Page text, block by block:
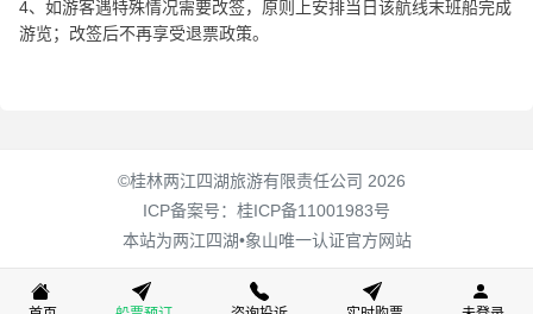
4、如游客遇特殊情况需要改签，原则上安排当日该航线末班船完成
游览；改签后不再享受退票政策。
©桂林两江四湖旅游有限责任公司 2026
ICP备案号： 桂ICP备11001983号
本站为两江四湖•象山唯一认证官方网站